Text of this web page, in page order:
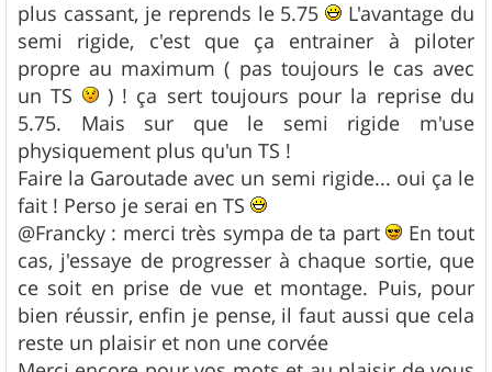
plus cassant, je reprends le 5.75
L'avantage du
semi rigide, c'est que ça entrainer à piloter
propre au maximum ( pas toujours le cas avec
un TS
) ! ça sert toujours pour la reprise du
5.75. Mais sur que le semi rigide m'use
physiquement plus qu'un TS !
Faire la Garoutade avec un semi rigide... oui ça le
fait ! Perso je serai en TS
@Francky : merci très sympa de ta part
En tout
cas, j'essaye de progresser à chaque sortie, que
ce soit en prise de vue et montage. Puis, pour
bien réussir, enfin je pense, il faut aussi que cela
reste un plaisir et non une corvée